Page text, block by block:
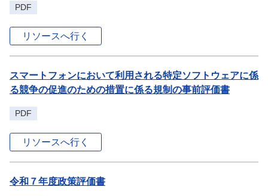
PDF
リソースへ行く
スマートフォンにおいて利用される特定ソフトウェアに係
る競争の促進のための措置に係る規制の事前評価書
PDF
リソースへ行く
令和７年度政策評価書